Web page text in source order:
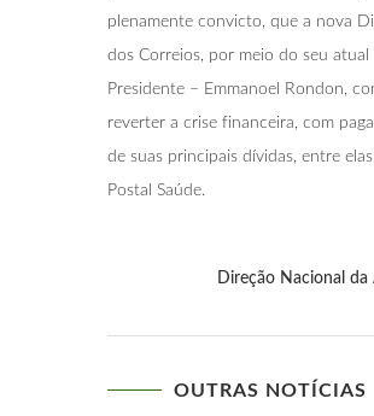
plenamente convicto, que a nova
dos Correios, por meio do seu atual
Presidente – Emmanoel Rondon,
reverter a crise financeira, com
de suas principais dívidas, entre
Postal Saúde.
Direção Nacional da
OUTRAS NOTÍCIAS